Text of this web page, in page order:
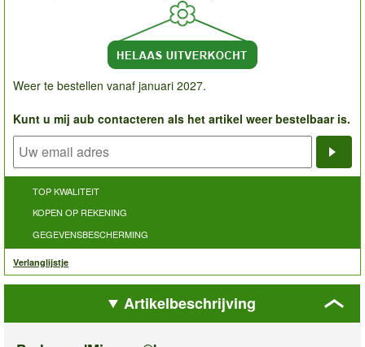
Weer te bestellen vanaf januari 2027.
Kunt u mij aub contacteren als het artikel weer bestelbaar is.
TOP KWALITEIT
KOPEN OP REKENING
GEGEVENSBESCHERMING
Verlanglijstje
Artikelbeschrijving